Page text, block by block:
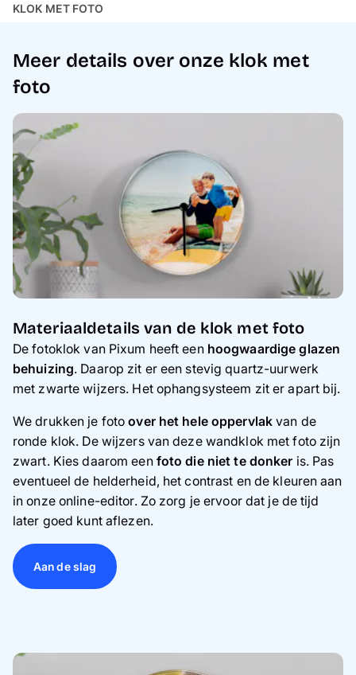
KLOK MET FOTO
Meer details over onze klok met
foto
Materiaaldetails van de klok met foto
De fotoklok van Pixum heeft een hoogwaardige glazen
behuizing. Daarop zit er een stevig quartz-uurwerk
met zwarte wijzers. Het ophangsysteem zit er apart bij.
We drukken je fotoover het hele oppervlak van de
ronde klok. De wijzers van deze wandklok met foto zijn
zwart. Kies daarom een foto die niet te donker is. Pas
eventueel de helderheid, het contrast en de kleuren aan
in onze online-editor. Zo zorg je ervoor dat je de tijd
later goed kunt aflezen.
Aan de slag